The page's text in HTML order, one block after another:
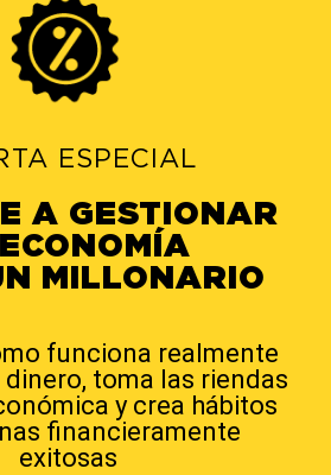
ESPECIAL
A GESTIONAR
MILLONARIO
funciona realmente
toma las riendas
y crea hábitos
financieramente
exitosas